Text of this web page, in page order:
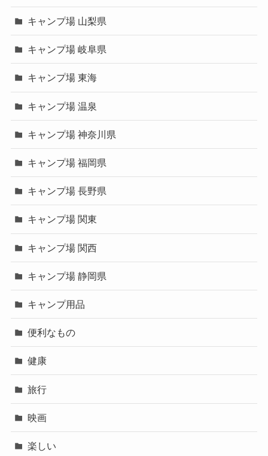
キャンプ場 山梨県
キャンプ場 岐阜県
キャンプ場 東海
キャンプ場 温泉
キャンプ場 神奈川県
キャンプ場 福岡県
キャンプ場 長野県
キャンプ場 関東
キャンプ場 関西
キャンプ場 静岡県
キャンプ用品
便利なもの
健康
旅行
映画
楽しい